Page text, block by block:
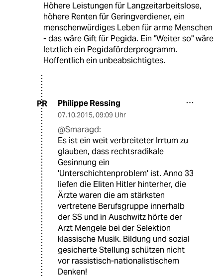
Höhere Leistungen für Langzeitarbeitslose,
höhere Renten für Geringverdiener, ein
menschenwürdiges Leben für arme Menschen
- das wäre Gift für Pegida. Ein "Weiter so" wäre
letztlich ein Pegidaförderprogramm.
Hoffentlich ein unbeabsichtigtes.
PR Philippe Ressing
07.10.2015, 09:09 Uhr
@Smaragd:
Es ist ein weit verbreiteter Irrtum zu
glauben, dass rechtsradikale
Gesinnung ein
'Unterschichtenproblem' ist. Anno 33
liefen die Eliten Hitler hinterher, die
Ärzte waren die am stärksten
vertretene Berufsgruppe innerhalb
der SS und in Auschwitz hörte der
Arzt Mengele bei der Selektion
klassische Musik. Bildung und sozial
gesicherte Stellung schützen nicht
vor rassistisch-nationalistischem
Denken!